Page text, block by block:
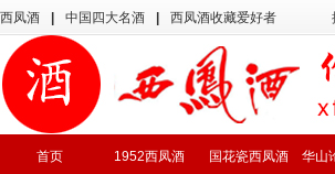
西凤酒 中国四大名酒 西凤酒收藏爱好者
首页 1952西凤酒 国花瓷西凤酒 华山